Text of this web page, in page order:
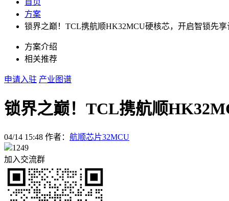
首页
方案
锁界之巅！TCL携航顺HK32MCU硬核芯，开启智锁先享
方案介绍
相关推荐
申请入驻 产业图谱
锁界之巅！TCL携航顺
04/14 15:48 作者： 航顺芯片32MCU
1249
加入交流群